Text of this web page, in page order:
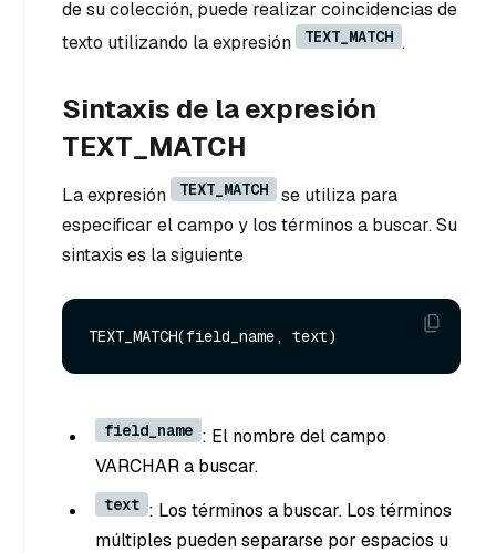
de su colección, puede realizar coincidencias de
texto utilizando la expresión
TEXT_MATCH .
Sintaxis de la expresión
TEXT_MATCH
La expresión TEXT_MATCH
se utiliza para
especificar el campo y los términos a buscar. Su
sintaxis es la siguiente
field_name : El nombre del campo
VARCHAR a buscar.
text : Los términos a buscar. Los términos
múltiples pueden separarse por espacios u